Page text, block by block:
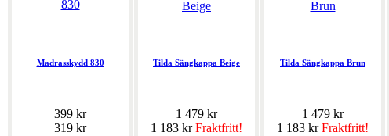
Madrasskydd 830
399 kr
319 kr
Tilda Sängkappa Beige
1 479 kr
1 183 krFraktfritt!
Tilda Sängkappa Brun
1 479 kr
1 183 krFraktfritt!